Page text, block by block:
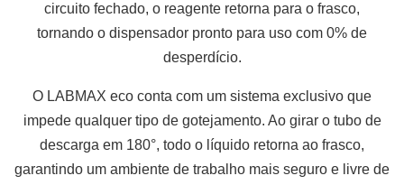
circuito fechado, o reagente retorna para o frasco,
tornando o dispensador pronto para uso com 0% de
desperdício.
O LABMAX eco conta com um sistema exclusivo que
impede qualquer tipo de gotejamento. Ao girar o tubo de
descarga em 180°, todo o líquido retorna ao frasco,
garantindo um ambiente de trabalho mais seguro e livre de